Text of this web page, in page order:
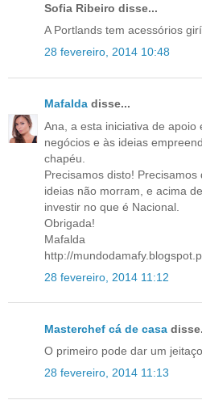
Sofia Ribeiro disse...
A Portlands tem acessórios
28 fevereiro, 2014 10:48
Mafalda disse...
Ana, a esta iniciativa de apoio
negócios e às ideias
chapéu.
Precisamos disto!
ideias não morram, e acima
investir no que é Nacional.
Obrigada!
Mafalda
http://
28 fevereiro, 2014 11:12
Masterchef cá de casa
O primeiro pode dar um
28 fevereiro, 2014 11:13